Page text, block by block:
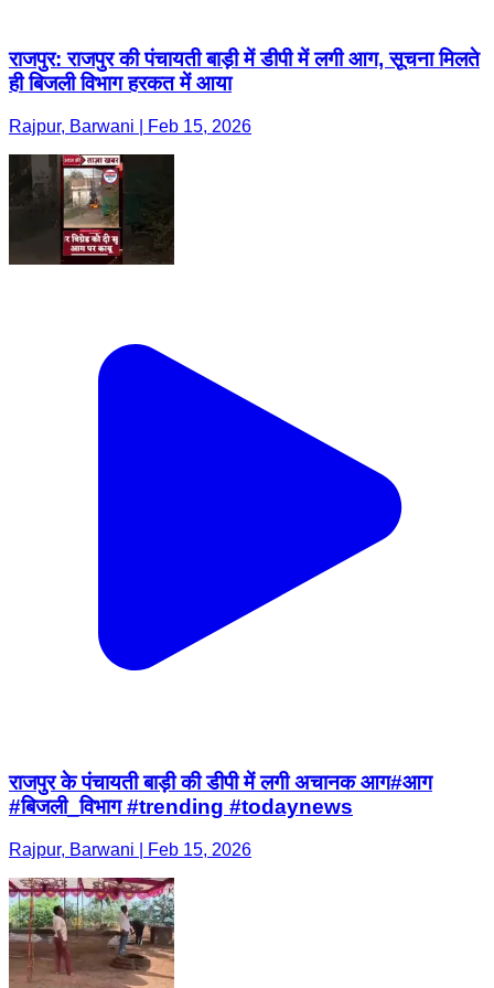
राजपुर: राजपुर की पंचायती बाड़ी में डीपी में लगी आग, सूचना मिलते
ही बिजली विभाग हरकत में आया
Rajpur, Barwani | Feb 15, 2026
राजपुर के पंचायती बाड़ी की डीपी में लगी अचानक आग#आग
#बिजली_विभाग #trending #todaynews
Rajpur, Barwani | Feb 15, 2026